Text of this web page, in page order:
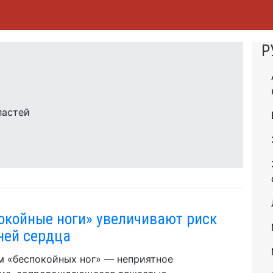
ноги» увеличивают риск
сердца
«беспокойных ног» — неприятное